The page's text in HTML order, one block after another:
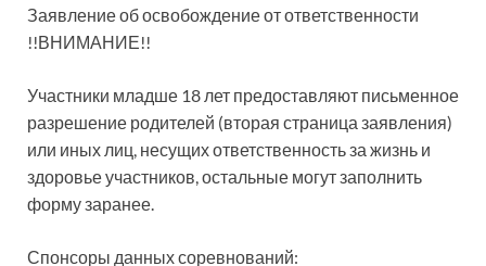
Заявление об освобождение от ответственности
!!ВНИМАНИЕ!!
Участники младше 18 лет предоставляют письменное
разрешение родителей (вторая страница заявления)
или иных лиц, несущих ответственность за жизнь и
здоровье участников, остальные могут заполнить
форму заранее.
Спонсоры данных соревнований: